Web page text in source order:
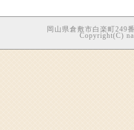
岡山県倉敷市白楽町249
Copyright(C)